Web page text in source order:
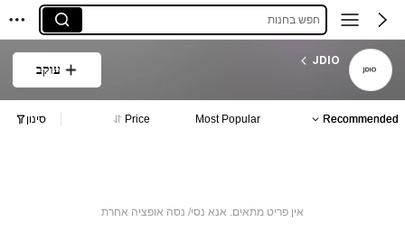
חפש בחנות
JDIO
עוקב
Recommended
Most Popular
Price סינון
אין פריט מתאים. אנא נסי/ נסה אופציה אחרת